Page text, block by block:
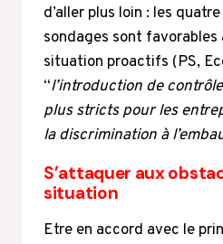
d’aller plus loin : les
sondages sont
situation proactifs (PS,
“l’introduction de
plus stricts pour les
la discrimination à
S’attaquer aux
situation
Etre en accord avec le